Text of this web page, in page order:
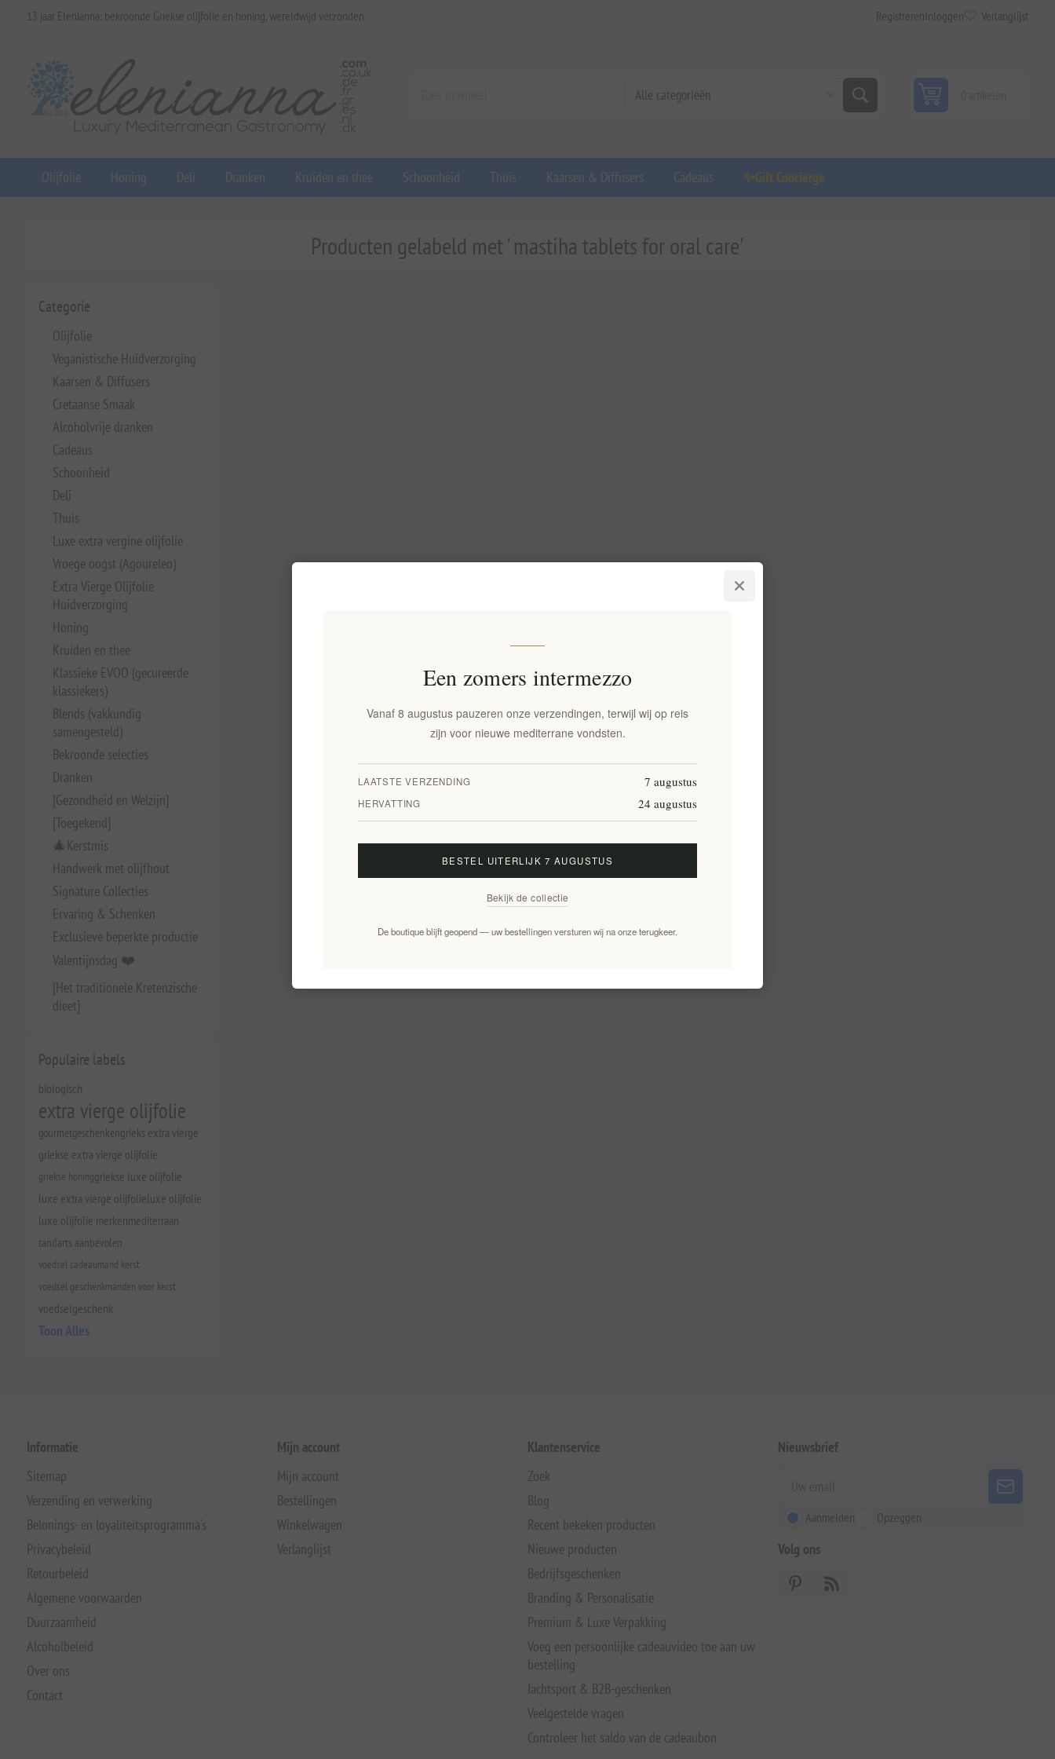
13 jaar Elenianna: bekroonde Griekse olijfolie en honing, wereldwijd verzonden Registreren Inloggen Verlanglijst
Olijfolie Honing Deli Dranken Kruiden en thee Schoonheid Thuis Kaarsen & Diffusers Cadeaus ✨Gift Concierge
Categorie
Olijfolie
Veganistische Huidverzorging
Kaarsen & Diffusers
Cretaanse Smaak
Alcoholvrije dranken
Cadeaus
Schoonheid
Deli
Thuis
Luxe extra vergine olijfolie
Vroege oogst (Agoureleo)
Extra Vierge Olijfolie
Huidverzorging
Honing
Kruiden en thee
Klassieke EVOO (gecureerde
klassiekers)
Blends (vakkundig
samengesteld)
Bekroonde selecties
Dranken
[Gezondheid en Welzijn]
[Toegekend]
🎄Kerstmis
Handwerk met olijfhout
Signature Collecties
Ervaring & Schenken
Exclusieve beperkte productie
Valentijnsdag ❤️
[Het traditionele Kretenzische
dieet]
Populaire labels
biologisch
extra vierge olijfolie
gourmetgeschenkengrieks extra vierge
griekse extra vierge olijfolie
griekse honinggriekse luxe olijfolie
luxe extra vierge olijfolieluxe olijfolie
luxe olijfolie merkenmediterraan
tandarts aanbevolen
voedsel cadeaumand kerst
voedsel geschenkmanden voor kerst
voedselgeschenk
Toon Alles
Producten gelabeld met ' mastiha tablets for oral care'
Informatie
Sitemap
Verzending en verwerking
Belonings- en loyaliteitsprogramma's
Privacybeleid
Retourbeleid
Algemene voorwaarden
Duurzaamheid
Alcoholbeleid
Over ons
Contact
Mijn account
Mijn account
Bestellingen
Winkelwagen
Verlanglijst
Klantenservice
Zoek
Blog
Recent bekeken producten
Nieuwe producten
Bedrijfsgeschenken
Branding & Personalisatie
Premium & Luxe Verpakking
Voeg een persoonlijke cadeauvideo toe aan uw
bestelling
Jachtsport & B2B-geschenken
Veelgestelde vragen
Controleer het saldo van de cadeaubon
Nieuwsbrief
Aanmelden Opzeggen
Volg ons
Een zomers intermezzo
Vanaf 8 augustus pauzeren onze verzendingen, terwijl wij op reis
zijn voor nieuwe mediterrane vondsten.
LAATSTE VERZENDING 7 augustus
HERVATTING 24 augustus
BESTEL UITERLIJK 7 AUGUSTUS
Bekijk de collectie
De boutique blijft geopend — uw bestellingen versturen wij na onze terugkeer.